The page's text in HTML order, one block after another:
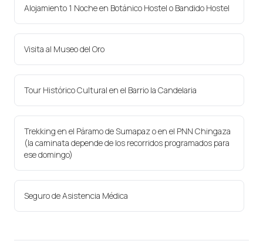
Alojamiento 1 Noche en Botánico Hostel o Bandido Hostel
Visita al Museo del Oro
Tour Histórico Cultural en el Barrio la Candelaria
Trekking en el Páramo de Sumapaz o en el PNN Chingaza
(la caminata depende de los recorridos programados para
ese domingo)
Seguro de Asistencia Médica